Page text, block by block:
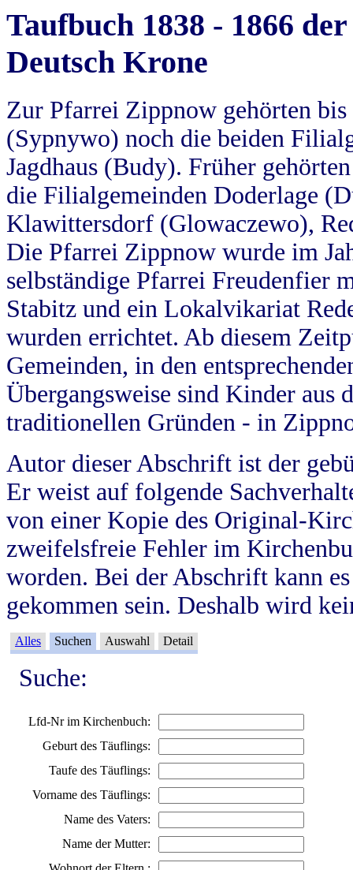
Taufbuch 1838 - 1866
Deutsch Krone
Zur Pfarrei Zippnow gehörten
(Sypnywo) noch die beiden
Jagdhaus (Budy). Früher
die Filialgemeinden Doderlage
Klawittersdorf (Glowaczewo),
Die Pfarrei Zippnow wurde im
selbständige Pfarrei Freudenfier
Stabitz und ein Lokalvikariat
wurden errichtet. Ab diesem
Gemeinden, in den
Übergangsweise sind Kinder aus
traditionellen Gründen - in
Autor dieser Abschrift ist der
Er weist auf folgende
von einer Kopie des Original-
zweifelsfreie Fehler im
worden. Bei der Abschrift kann
gekommen sein. Deshalb wird
Alles Suchen Auswahl Detail
Suche:
Lfd-Nr im Kirchenbuch:
Geburt des Täuflings:
Taufe des Täuflings:
Vorname des Täuflings:
Name des Vaters:
Name der Mutter: